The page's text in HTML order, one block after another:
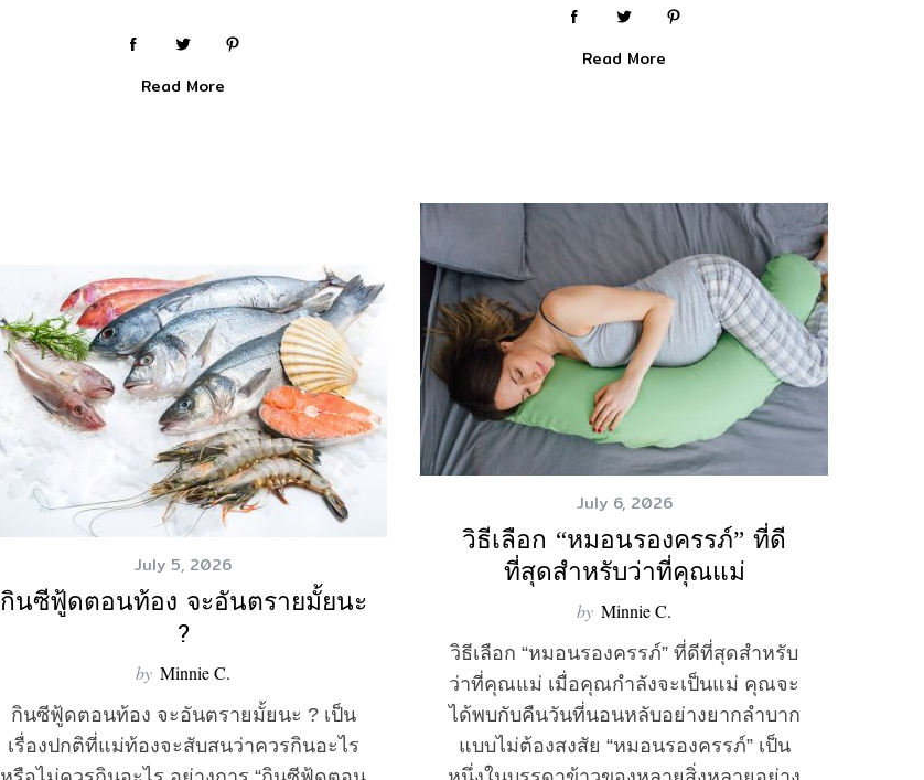
Read More
Read More
July 6, 2026
วิธีเลือก “หมอนรองครรภ์” ที่ดี
ที่สุดสำหรับว่าที่คุณแม่
by Minnie C.
วิธีเลือก “หมอนรองครรภ์” ที่ดีที่สุดสำหรับ
ว่าที่คุณแม่ เมื่อคุณกำลังจะเป็นแม่ คุณจะ
ได้พบกับคืนวันที่นอนหลับอย่างยากลำบาก
แบบไม่ต้องสงสัย “หมอนรองครรภ์” เป็น
July 5, 2026
กินซีฟู้ดตอนท้อง จะอันตรายมั้ยนะ
?
by Minnie C.
กินซีฟู้ดตอนท้อง จะอันตรายมั้ยนะ ? เป็น
เรื่องปกติที่แม่ท้องจะสับสนว่าควรกินอะไร